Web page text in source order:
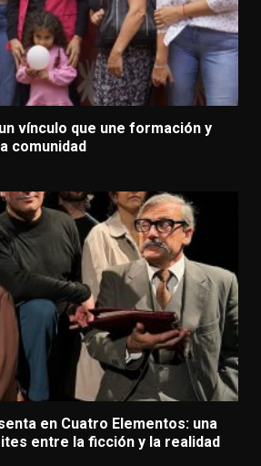
un vínculo que une formación y
comunidad
en Cuatro Elementos: una
entre la ficción y la realidad